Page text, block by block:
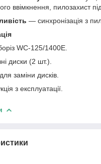
ввімкнення, пилозахист
— синхронізація з
WС-125/1400E.
диски (2 шт.).
заміни дисків.
з експлуатації.